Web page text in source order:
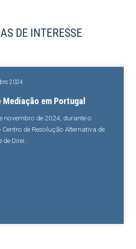
DE INTERESSE
2024
em Portugal
novembro de 2024, durante o
de Resolução Alternativa de
Direi...